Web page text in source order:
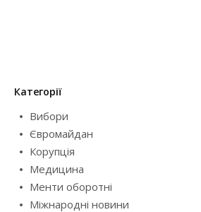
Категорії
Вибори
Євромайдан
Корупція
Медицина
Менти оборотні
Міжнародні новини